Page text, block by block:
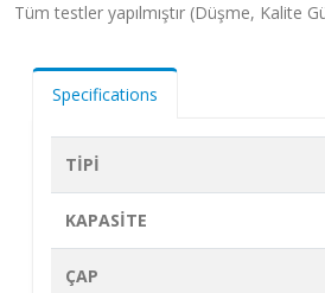
Tüm testler yapılmıştır (Düşme, Kalite
Specifications
TİPİ
KAPASİTE
ÇAP